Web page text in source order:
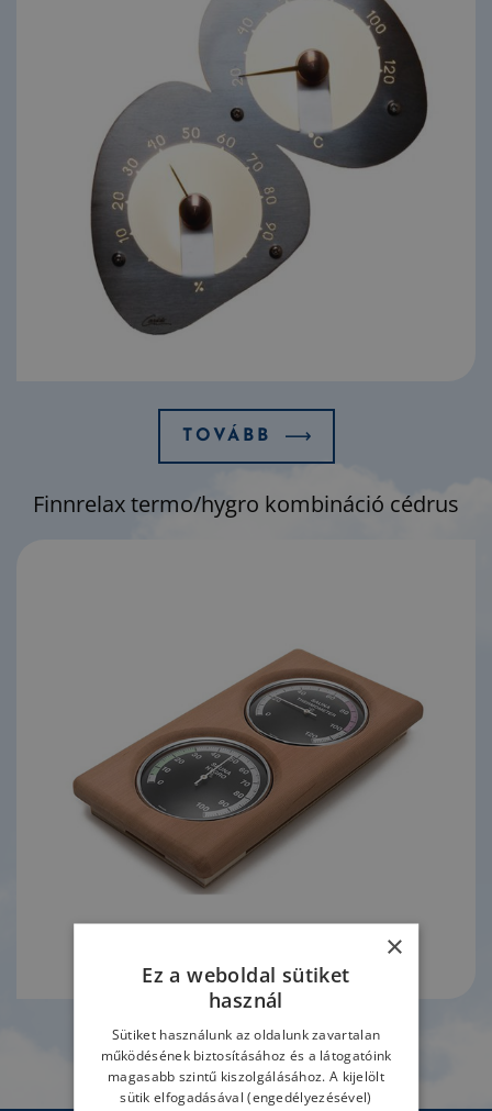
TOVÁBB
Finnrelax termo/hygro kombináció cédrus
TOVÁBB
×
Ez a weboldal sütiket
használ
Sütiket használunk az oldalunk zavartalan
működésének biztosításához és a látogatóink
magasabb szintű kiszolgálásához. A kijelölt
sütik elfogadásával (engedélyezésével)